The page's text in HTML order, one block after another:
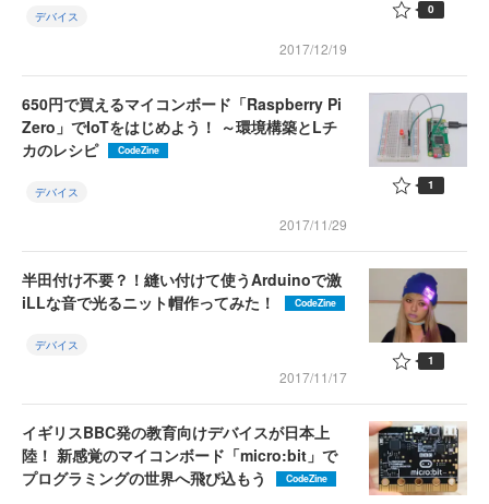
デバイス
2017/12/19
0
650円で買えるマイコンボード「Raspberry Pi
Zero」でIoTをはじめよう！ ～環境構築とLチ
カのレシピ
CodeZine
デバイス
2017/11/29
1
半田付け不要？！縫い付けて使うArduinoで激
iLLな音で光るニット帽作ってみた！
CodeZine
デバイス
2017/11/17
1
イギリスBBC発の教育向けデバイスが日本上
陸！ 新感覚のマイコンボード「micro:bit」で
プログラミングの世界へ飛び込もう
CodeZine